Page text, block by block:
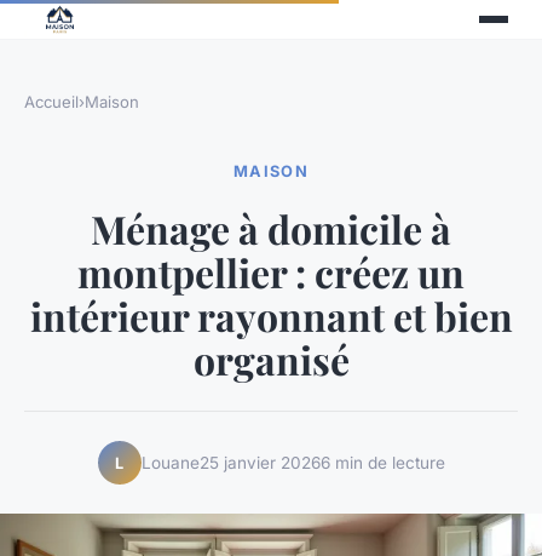
Accueil›Maison
MAISON
Ménage à domicile à
montpellier : créez un
intérieur rayonnant et bien
organisé
L Louane25 janvier 20266 min de lecture